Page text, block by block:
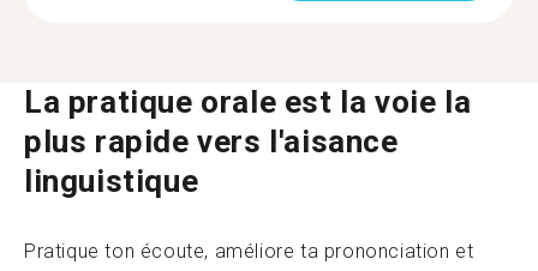
La pratique orale est la voie la
plus rapide vers l'aisance
linguistique
Pratique ton écoute, améliore ta prononciation et